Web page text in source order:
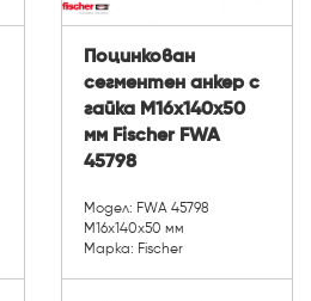
Поцинкован
сегментен анкер с
гайка М16х140х50
мм Fischer FWA
45798
Модел: FWA 45798
М16х140х50 мм
Марка: Fischer